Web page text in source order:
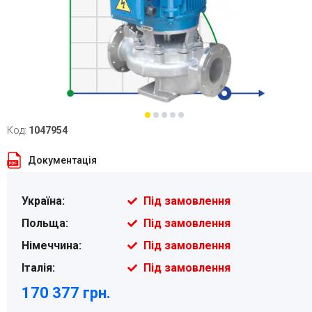
Код: 1047954
Документація
Україна:
Під замовлення
Польща:
Під замовлення
Німеччина:
Під замовлення
Італія:
Під замовлення
170 377 грн.